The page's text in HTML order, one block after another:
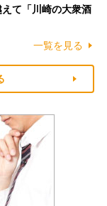
えて「川崎の大衆酒
一覧を見る